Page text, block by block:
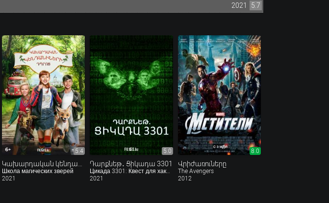
2021 5.7
5.4
Школа магических зверей
2021
5.0
Դարքնեթ․ Ցիկադա 3301
Цикада 3301: Квест для хакера
2021
8.0
Վրիժառուները
The Avengers
2012